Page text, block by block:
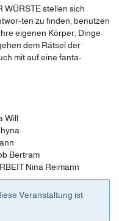
WÜRSTE stellen sich
ten zu finden, benutzen
eigenen Körper, Dinge
dem Rätsel der
mit auf eine fanta-
Will
Bertram
Nina Reimann
Veranstaltung ist